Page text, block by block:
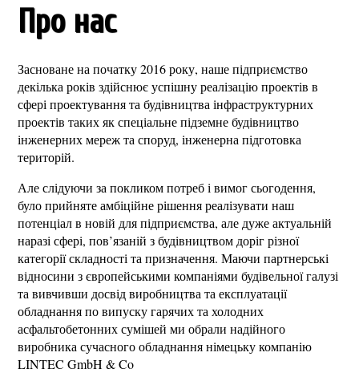
Про нас
Засноване на початку 2016 року, наше підприємство
декілька років здійснює успішну реалізацію проектів в
сфері проектування та будівництва інфраструктурних
проектів таких як спеціальне підземне будівництво
інженерних мереж та споруд, інженерна підготовка
територій.
Але слідуючи за покликом потреб і вимог сьогодення,
було прийняте амбіційне рішення реалізувати наш
потенціал в новій для підприємства, але дуже актуальній
наразі сфері, пов’язаній з будівництвом доріг різної
категорії складності та призначення. Маючи партнерські
відносини з європейськими компаніями будівельної галузі
та вивчивши досвід виробництва та експлуатації
обладнання по випуску гарячих та холодних
асфальтобетонних сумішей ми обрали надійного
виробника сучасного обладнання німецьку компанію
LINTEC GmbH & Co